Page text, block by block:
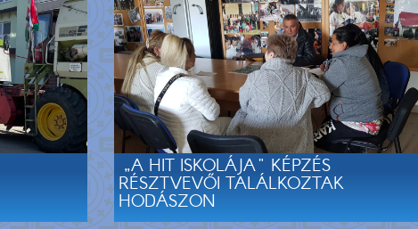
„A HIT ISKOLÁJA" KÉPZÉS
RÉSZTVEVŐI TALÁLKOZTAK
HODÁSZON